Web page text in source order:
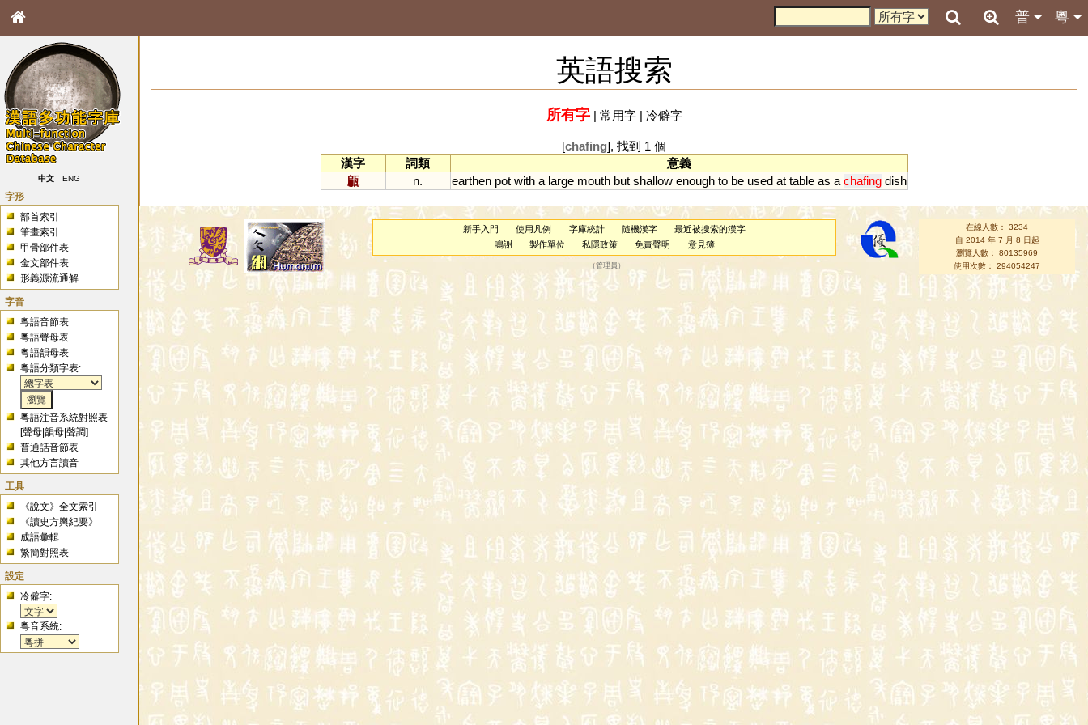
粵
普
中文 ENG
字形
部首索引
筆畫索引
甲骨部件表
金文部件表
形義源流通解
字音
粵語音節表
粵語聲母表
粵語韻母表
粵語分類字表:
粵語注音系統對照表
[聲母 |韻母 |聲調]
普通話音節表
其他方言讀音
工具
《說文》全文索引
《讀史方輿紀要》
成語彙輯
繁簡對照表
設定
冷僻字:
粵音系統:
英語搜索
所有字| 常用字| 冷僻字
[chafing], 找到 1 個
漢字
詞類
意義
甂
n. earthen pot with a large mouth but shallow enough to be used at table as a chafing dish
新手入門 使用凡例 字庫統計 隨機漢字
最近被搜索的漢字
鳴謝
製作單位 私隱政策 免責聲明 意見簿
（管理員 ）
在線人數： 3234
自 2014 年 7 月 8 日起
瀏覽人數： 80135969
使用次數： 294054247